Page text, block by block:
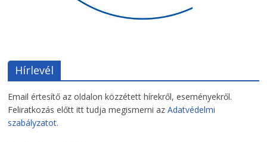
Hírlevél
Email értesítő az oldalon közzétett hírekről, eseményekről.
Feliratkozás előtt itt tudja megismerni azAdatvédelmi
szabályzatot.